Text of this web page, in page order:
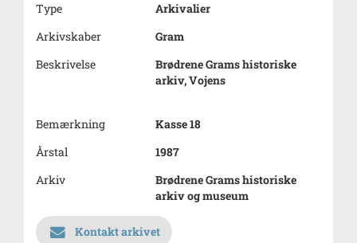
Type
Arkivalier
Arkivskaber
Gram
Beskrivelse
Brødrene Grams historiske
arkiv, Vojens
Bemærkning
Kasse 18
Årstal
1987
Arkiv
Brødrene Grams historiske
arkiv og museum
Kontakt arkivet